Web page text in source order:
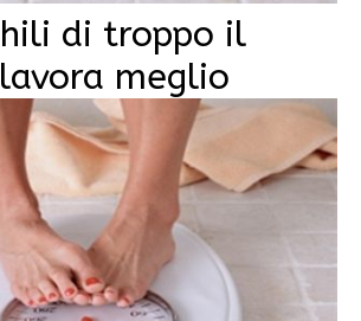
di troppo il
meglio